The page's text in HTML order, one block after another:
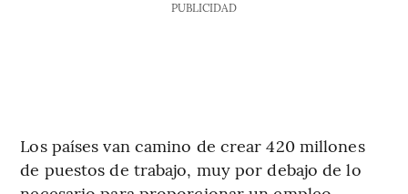
PUBLICIDAD
Los países van camino de crear 420 millones
de puestos de trabajo, muy por debajo de lo